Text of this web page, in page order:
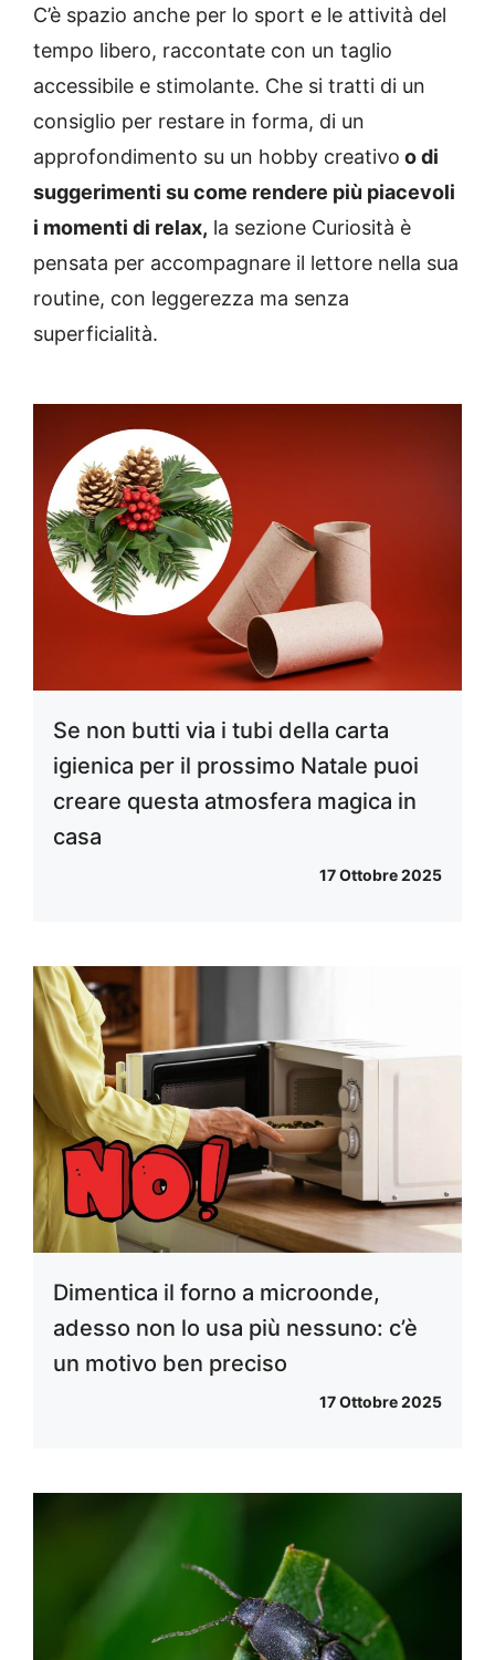
C’è spazio anche per lo sport e le attività del
tempo libero, raccontate con un taglio
accessibile e stimolante. Che si tratti di un
consiglio per restare in forma, di un
approfondimento su un hobby creativo o di
suggerimenti su come rendere più piacevoli
i momenti di relax, la sezione Curiosità è
pensata per accompagnare il lettore nella sua
routine, con leggerezza ma senza
superficialità.
Se non butti via i tubi della carta
igienica per il prossimo Natale puoi
creare questa atmosfera magica in
casa
17 Ottobre 2025
Dimentica il forno a microonde,
adesso non lo usa più nessuno: c’è
un motivo ben preciso
17 Ottobre 2025